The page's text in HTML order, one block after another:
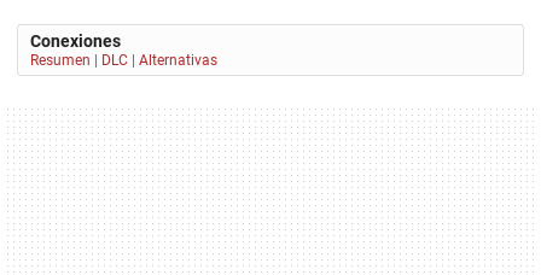
Conexiones
Resumen DLC Alternativas